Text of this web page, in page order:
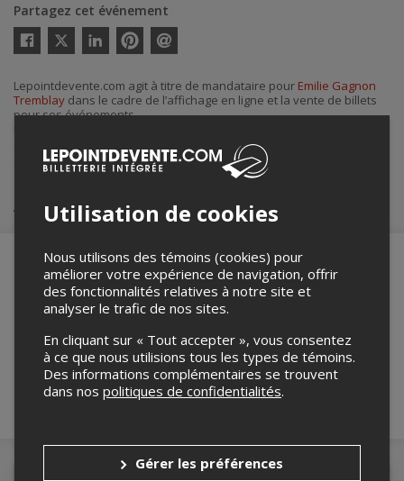
Partagez cet événement
Twitter
courriel
Lepointdevente.com agit à titre de mandataire pour Emilie Gagnon
Tremblay dans le cadre de l’affichage en ligne et la vente de billets
pour ses événements.
Emilie Gagnon Tremblay
guidanceavecemilie@hotmail.com.
Achat de billets
Merci de confirmer que vous n'êtes pas un
Utilisation de cookies
Nous utilisons des témoins (cookies) pour
améliorer votre expérience de navigation, offrir
des fonctionnalités relatives à notre site et
analyser le trafic de nos sites.
En cliquant sur « Tout accepter », vous consentez
à ce que nous utilisions tous les types de témoins.
Des informations complémentaires se trouvent
dans nos politiques de confidentialités.
Gérer les préférences